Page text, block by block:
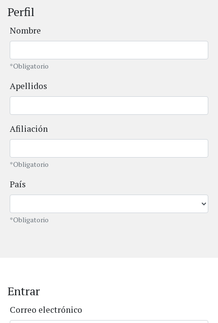
Perfil
Nombre
*Obligatorio
Apellidos
Afiliación
*Obligatorio
País
*Obligatorio
Entrar
Correo electrónico